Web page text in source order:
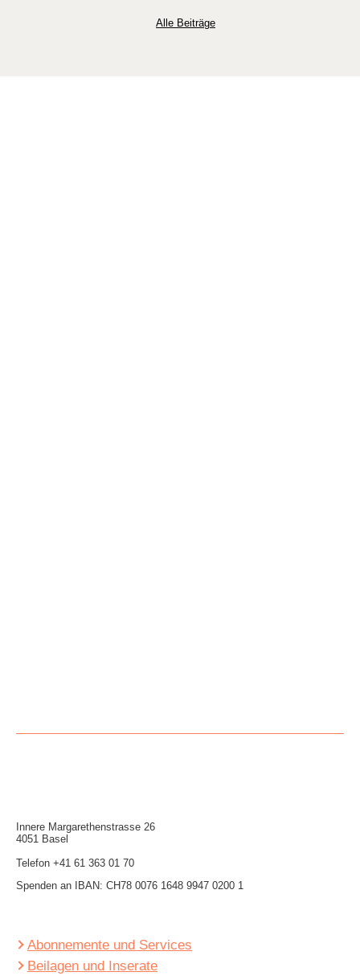
Alle Beiträge
Innere Mar­garethen­strasse 26
4051 Basel
Telefon +41 61 363 01 70
Spenden an IBAN: CH78 0076 1648 9947 0200 1
Abonnemente und Services
Beilagen und Inserate